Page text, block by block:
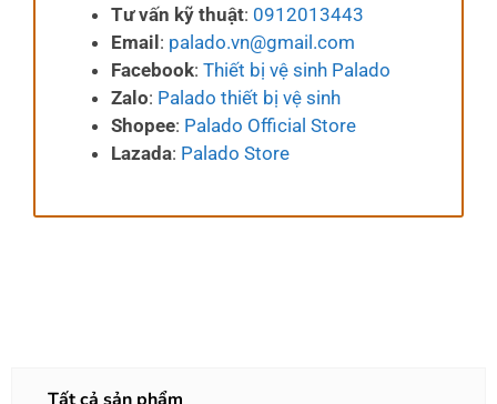
Tư vấn kỹ thuật: 0912013443
Email : palado.vn@gmail.com
Facebook: Thiết bị vệ sinh Palado
Zalo: Palado thiết bị vệ sinh
Shopee: Palado Official Store
Lazada: Palado Store